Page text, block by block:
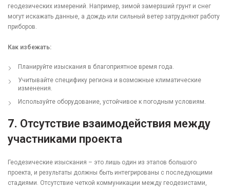
геодезических измерений. Например, зимой замерзший грунт и снег
могут искажать данные, а дождь или сильный ветер затрудняют работу
приборов.
Как избежать:
Планируйте изыскания в благоприятное время года.
Учитывайте специфику региона и возможные климатические
изменения.
Используйте оборудование, устойчивое к погодным условиям.
7. Отсутствие взаимодействия между
участниками проекта
Геодезические изыскания – это лишь один из этапов большого
проекта, и результаты должны быть интегрированы с последующими
стадиями. Отсутствие четкой коммуникации между геодезистами,